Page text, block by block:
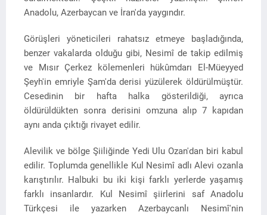
Anadolu, Azerbaycan ve İran'da yaygındır.
Görüşleri yöneticileri rahatsız etmeye başladığında,
benzer vakalarda olduğu gibi, Nesimî de takip edilmiş
ve Mısır Çerkez kölemenleri hükûmdarı El-Müeyyed
Şeyh'in emriyle Şam'da derisi yüzülerek öldürülmüştür.
Cesedinin bir hafta halka gösterildiği, ayrıca
öldürüldükten sonra derisini omzuna alıp 7 kapıdan
aynı anda çıktığı rivayet edilir.
Alevilik ve bölge Şiiliğinde Yedi Ulu Ozan'dan biri kabul
edilir. Toplumda genellikle Kul Nesimî adlı Alevi ozanla
karıştırılır. Halbuki bu iki kişi farklı yerlerde yaşamış
farklı insanlardır. Kul Nesimî şiirlerini saf Anadolu
Türkçesi ile yazarken Azerbaycanlı Nesimî'nin